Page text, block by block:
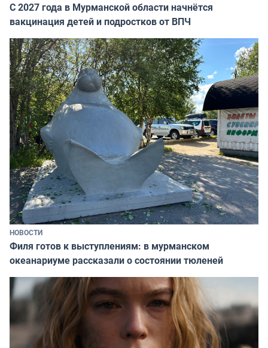
С 2027 года в Мурманской области начнётся
вакцинация детей и подростков от ВПЧ
НОВОСТИ
Филя готов к выступлениям: в мурманском
океанариуме рассказали о состоянии тюленей